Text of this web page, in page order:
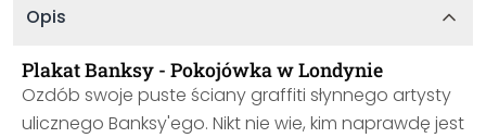
Opis
Plakat Banksy - Pokojówka w Londynie
Ozdób swoje puste ściany graffiti słynnego artysty
ulicznego Banksy'ego. Nikt nie wie, kim naprawdę jest